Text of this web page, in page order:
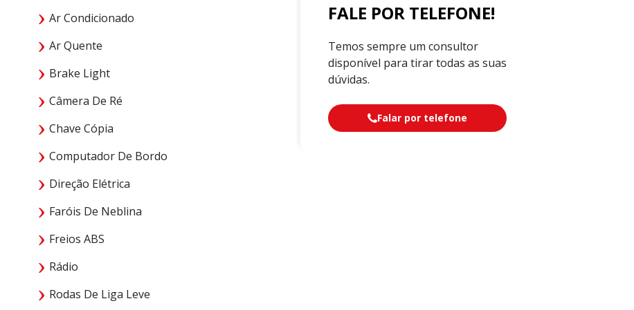
Ar Condicionado
Ar Quente
Brake Light
Câmera De Ré
Chave Cópia
Computador De Bordo
Direção Elétrica
Faróis De Neblina
Freios ABS
Rádio
Rodas De Liga Leve
FALE POR TELEFONE!
Temos sempre um consultor
disponível para tirar todas as suas
dúvidas.
Falar por telefone